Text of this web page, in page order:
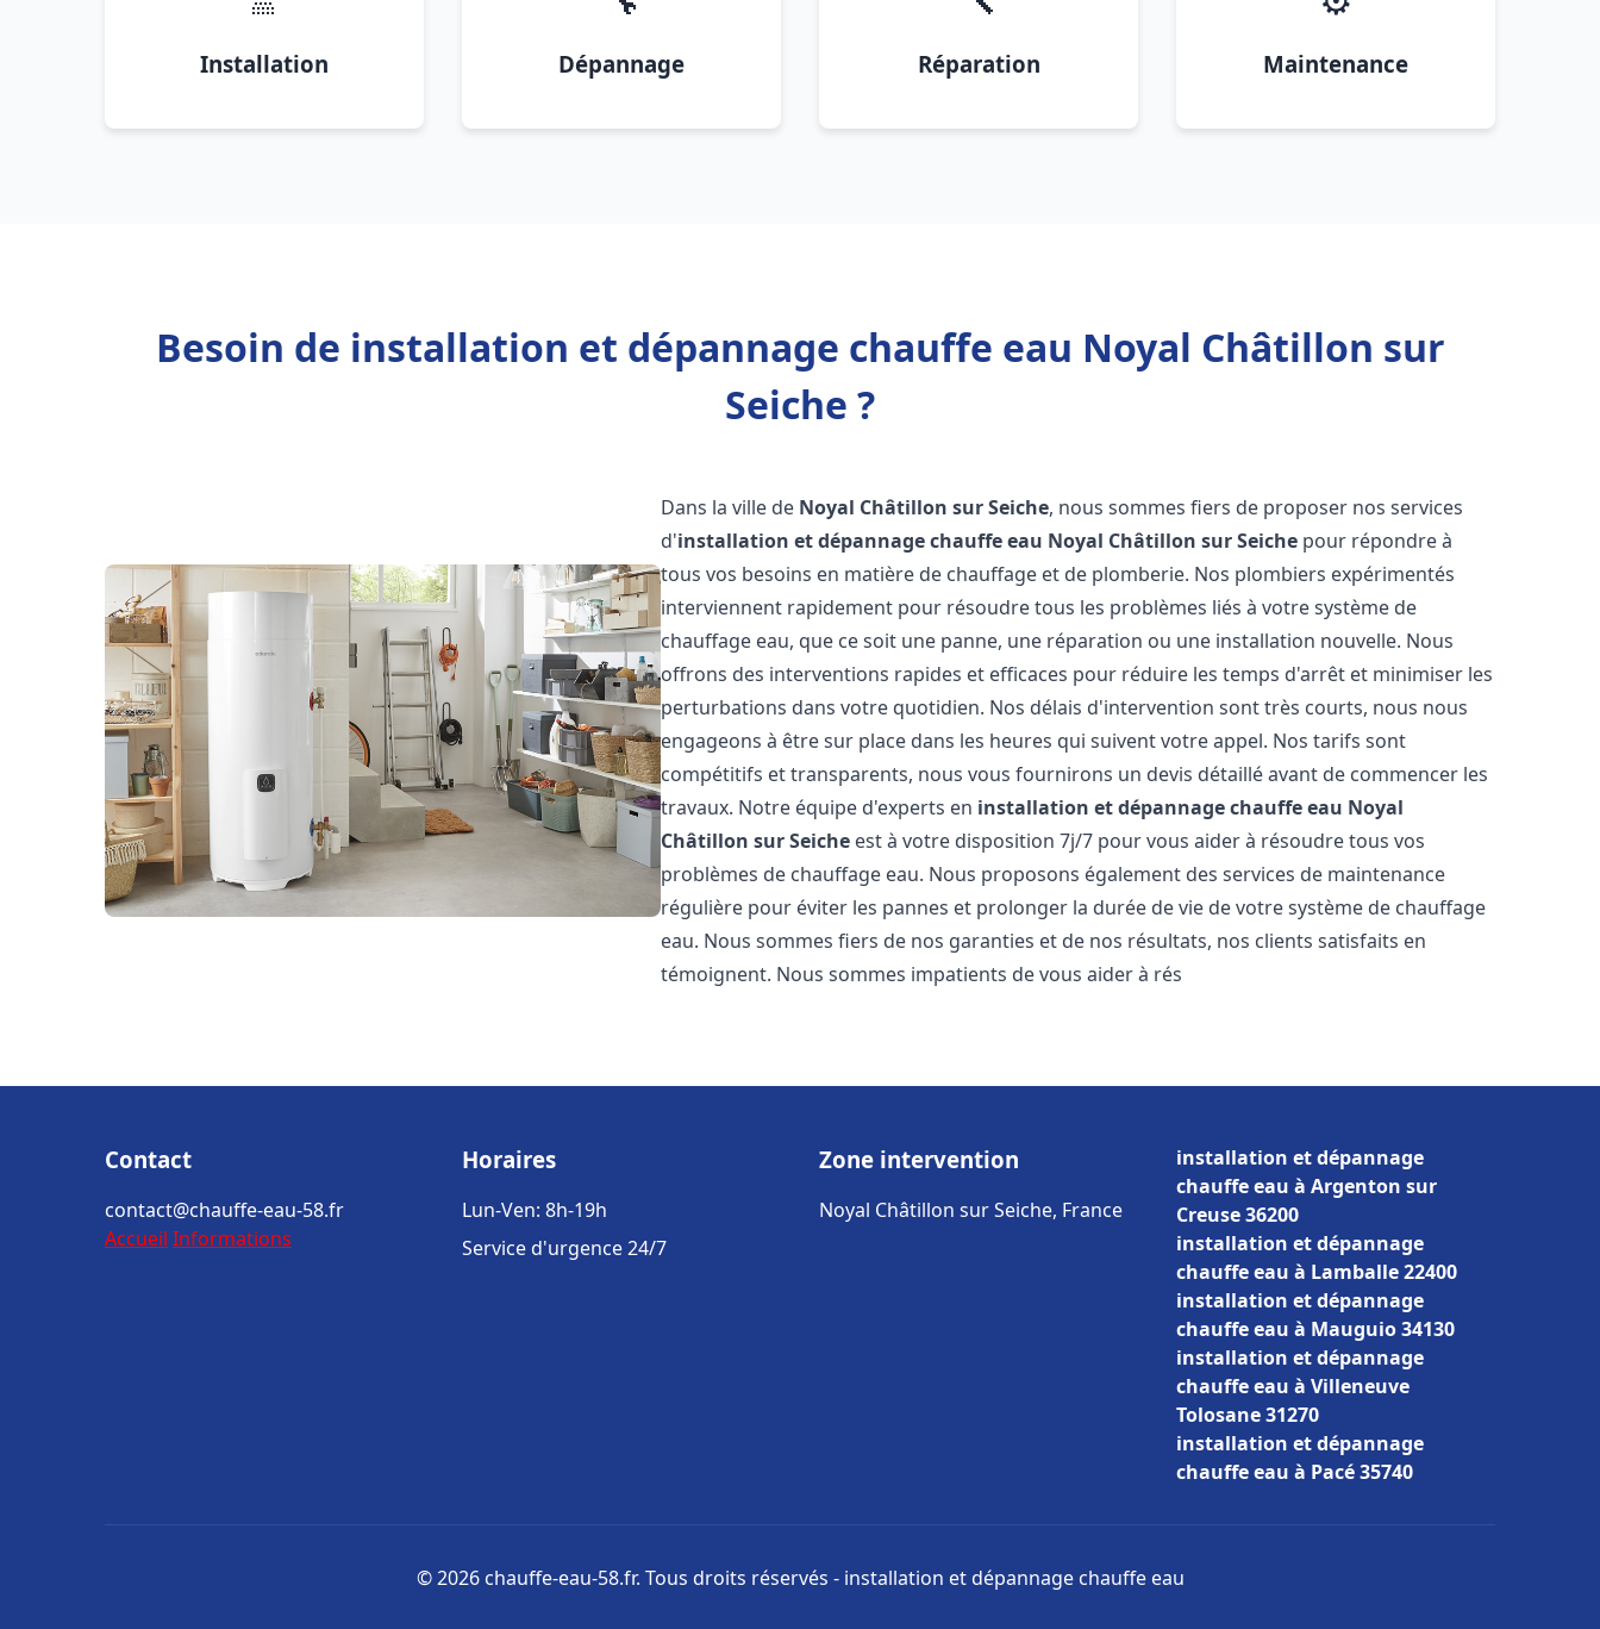
Installation Dépannage Réparation Maintenance
Besoin de installation et dépannage chauffe eau Noyal Châtillon sur
Seiche ?
Dans la ville de Noyal Châtillon sur Seiche, nous sommes fiers de proposer nos services
d'installation et dépannage chauffe eau Noyal Châtillon sur Seiche pour répondre à
tous vos besoins en matière de chauffage et de plomberie. Nos plombiers expérimentés
interviennent rapidement pour résoudre tous les problèmes liés à votre système de
chauffage eau, que ce soit une panne, une réparation ou une installation nouvelle. Nous
offrons des interventions rapides et efficaces pour réduire les temps d'arrêt et minimiser les
perturbations dans votre quotidien. Nos délais d'intervention sont très courts, nous nous
engageons à être sur place dans les heures qui suivent votre appel. Nos tarifs sont
compétitifs et transparents, nous vous fournirons un devis détaillé avant de commencer les
travaux. Notre équipe d'experts en installation et dépannage chauffe eau Noyal
Châtillon sur Seiche est à votre disposition 7j/7 pour vous aider à résoudre tous vos
problèmes de chauffage eau. Nous proposons également des services de maintenance
régulière pour éviter les pannes et prolonger la durée de vie de votre système de chauffage
eau. Nous sommes fiers de nos garanties et de nos résultats, nos clients satisfaits en
témoignent. Nous sommes impatients de vous aider à rés
Contact
contact@chauffe-eau-58.fr
Accueil Informations
Horaires
Lun-Ven: 8h-19h
Service d'urgence 24/7
Zone intervention
Noyal Châtillon sur Seiche, France
installation et dépannage
chauffe eau à Argenton sur
Creuse 36200
installation et dépannage
chauffe eau à Lamballe 22400
installation et dépannage
chauffe eau à Mauguio 34130
installation et dépannage
chauffe eau à Villeneuve
Tolosane 31270
installation et dépannage
chauffe eau à Pacé 35740
© 2026 chauffe-eau-58.fr. Tous droits réservés - installation et dépannage chauffe eau